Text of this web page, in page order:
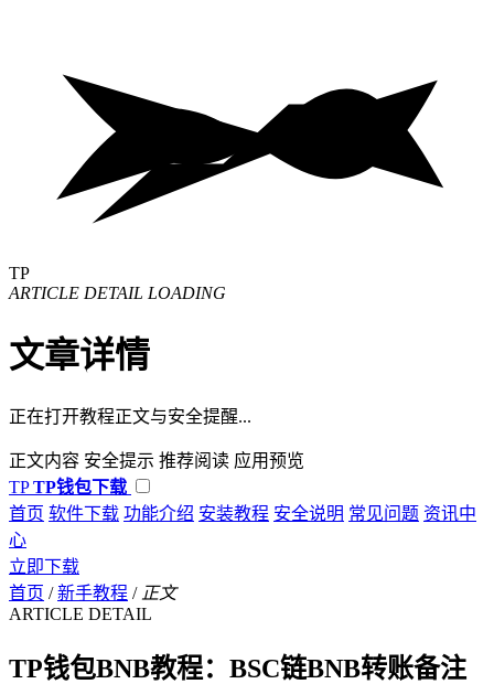
TP
ARTICLE DETAIL LOADING
文章详情
正在打开教程正文与安全提醒...
正文内容 安全提示 推荐阅读 应用预览
TP TP钱包下载
首页 软件下载 功能介绍 安装教程 安全说明 常见问题 资讯中
心
立即下载
首页 / 新手教程 / 正文
ARTICLE DETAIL
TP钱包BNB教程：BSC链BNB转账备注